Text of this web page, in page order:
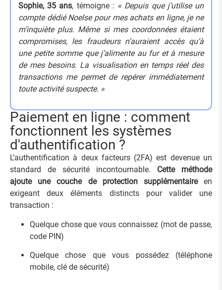
Sophie, 35 ans, témoigne : « Depuis que j’utilise un
compte dédié Noelse pour mes achats en ligne, je ne
m’inquiète plus. Même si mes coordonnées étaient
compromises, les fraudeurs n’auraient accès qu’à
une petite somme que j’alimente au fur et à mesure
de mes besoins. La visualisation en temps réel des
transactions me permet de repérer immédiatement
toute activité suspecte. »
Paiement en ligne : comment
fonctionnent les systèmes
d'authentification ?
L’authentification à deux facteurs (2FA) est devenue un
standard de sécurité incontournable. Cette méthode
ajoute une couche de protection supplémentaireen
exigeant deux éléments distincts pour valider une
transaction :
Quelque chose que vous connaissez (mot de passe,
code PIN)
Quelque chose que vous possédez (téléphone
mobile, clé de sécurité)